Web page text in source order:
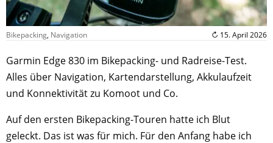
Bikepacking, Navigation ↻ 15. April 2026
Garmin Edge 830 im Bikepacking- und Radreise-Test.
Alles über Navigation, Kartendarstellung, Akkulaufzeit
und Konnektivität zu Komoot und Co.
Auf den ersten Bikepacking-Touren hatte ich Blut
geleckt. Das ist was für mich. Für den Anfang habe ich